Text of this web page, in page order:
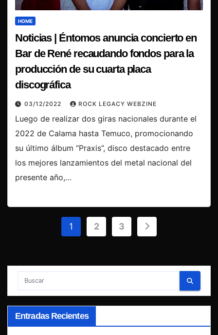
HOME
Noticias | Éntomos anuncia concierto en
Bar de René recaudando fondos para la
producción de su cuarta placa
discográfica
03/12/2022 ROCK LEGACY WEBZINE
Luego de realizar dos giras nacionales durante el
2022 de Calama hasta Temuco, promocionando
su último álbum “Praxis”, disco destacado entre
los mejores lanzamientos del metal nacional del
presente año,…
Paginación
entradas
1 2 3
Entradas Recientes